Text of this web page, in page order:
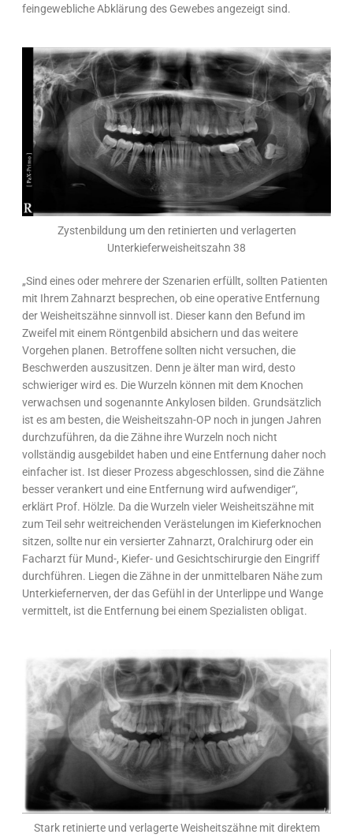
feingewebliche Abklärung des Gewebes angezeigt sind.
Zystenbildung um den retinierten und verlagerten
Unterkieferweisheitszahn 38
„Sind eines oder mehrere der Szenarien erfüllt, sollten Patienten
mit Ihrem Zahnarzt besprechen, ob eine operative Entfernung
der Weisheitszähne sinnvoll ist. Dieser kann den Befund im
Zweifel mit einem Röntgenbild absichern und das weitere
Vorgehen planen. Betroffene sollten nicht versuchen, die
Beschwerden auszusitzen. Denn je älter man wird, desto
schwieriger wird es. Die Wurzeln können mit dem Knochen
verwachsen und sogenannte Ankylosen bilden. Grundsätzlich
ist es am besten, die Weisheitszahn-OP noch in jungen Jahren
durchzuführen, da die Zähne ihre Wurzeln noch nicht
vollständig ausgebildet haben und eine Entfernung daher noch
einfacher ist. Ist dieser Prozess abgeschlossen, sind die Zähne
besser verankert und eine Entfernung wird aufwendiger“,
erklärt Prof. Hölzle. Da die Wurzeln vieler Weisheitszähne mit
zum Teil sehr weitreichenden Verästelungen im Kieferknochen
sitzen, sollte nur ein versierter Zahnarzt, Oralchirurg oder ein
Facharzt für Mund-, Kiefer- und Gesichtschirurgie den Eingriff
durchführen. Liegen die Zähne in der unmittelbaren Nähe zum
Unterkiefernerven, der das Gefühl in der Unterlippe und Wange
vermittelt, ist die Entfernung bei einem Spezialisten obligat.
Stark retinierte und verlagerte Weisheitszähne mit direktem